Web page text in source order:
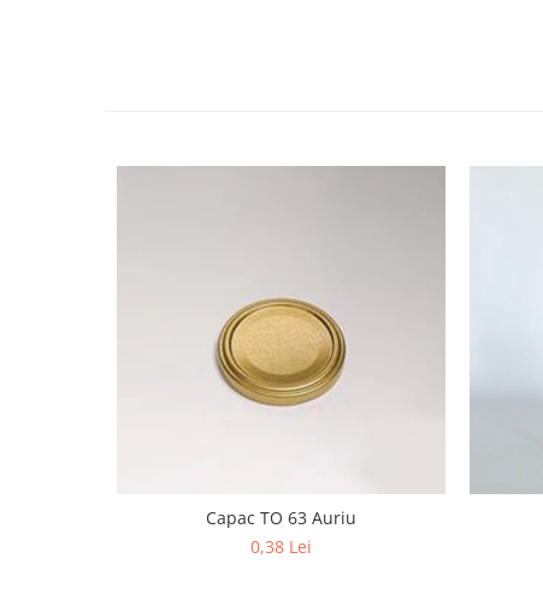
Capac TO 63 Auriu
0,38 Lei